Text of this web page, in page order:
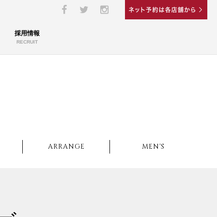
採用情報
RECRUIT
ARRANGE MEN'S